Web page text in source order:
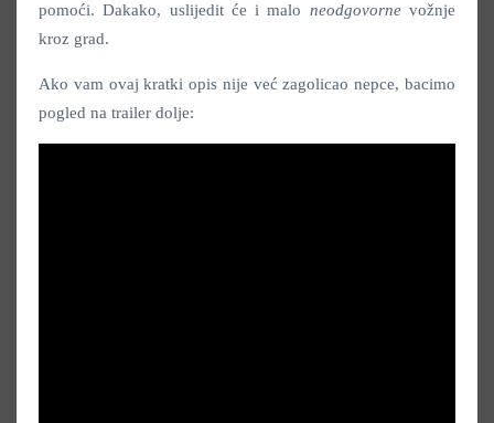
pomoći. Dakako, uslijedit će i malo neodgovornevožnje
kroz grad.
Ako vam ovaj kratki opis nije već zagolicao nepce, bacimo
pogled na trailer dolje: